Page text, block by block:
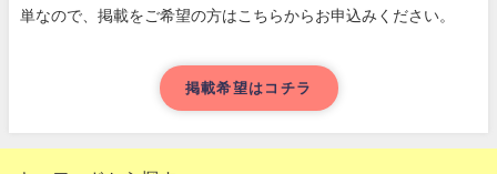
単なので、掲載をご希望の方はこちらからお申込みください。
掲載希望はコチラ